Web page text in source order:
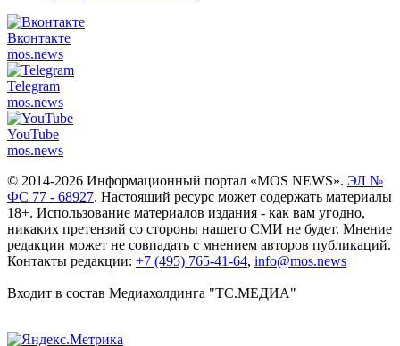
Вконтакте
mos.news
Telegram
mos.news
YouTube
mos.news
© 2014-2026 Информационный портал «MOS NEWS». ЭЛ №
ФС 77 - 68927. Настоящий ресурс может содержать материалы
18+. Использование материалов издания - как вам угодно,
никаких претензий со стороны нашего СМИ не будет. Мнение
редакции может не совпадать с мнением авторов публикаций.
Контакты редакции: +7 (495) 765-41-64, info@mos.news
Входит в состав Медиахолдинга "ТС.МЕДИА"